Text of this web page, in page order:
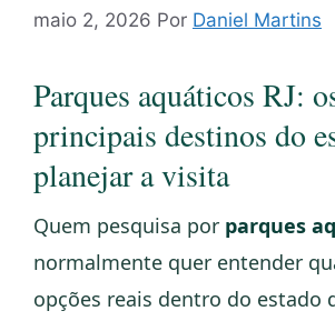
maio 2, 2026 Por Daniel Martins
Parques aquáticos RJ:
principais destinos do
planejar a visita
Quem pesquisa por parques
normalmente quer entender
opções reais dentro do estado